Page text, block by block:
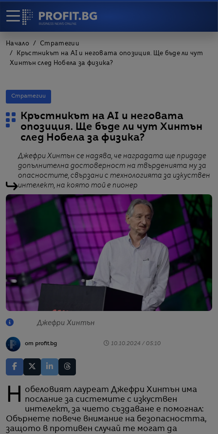
Начало
Стратегии
Кръстникът на AI и неговата опозиция. Ще бъде ли чут
Хинтън след Нобела за физика?
Стратегии
Кръстникът на AI и неговата
опозиция. Ще бъде ли чут Хинтън
след Нобела за физика?
Джефри Хинтън се надява, че наградата ще придаде
допълнителна достоверност на твърденията му за
опасностите, свързани с технологията за изкуствен
интелект, на която той е пионер
Джефри Хинтън
от profit.bg 10.10.2024 / 05:10
Нобеловият лауреат Джефри Хинтън има
послание за системите с изкуствен
интелект, за чието създаване е помогнал:
Обърнете повече внимание на безопасността,
защото в противен случай те могат да